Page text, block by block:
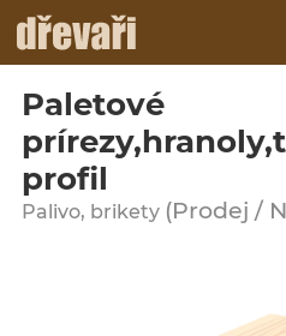
Paletové
profil
Palivo, brikety (Prodej /